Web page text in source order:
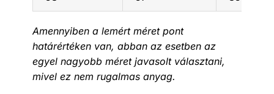
Amennyiben a lemért méret pont
határértéken van, abban az esetben az
egyel nagyobb méret javasolt választani,
mivel ez nem rugalmas anyag.